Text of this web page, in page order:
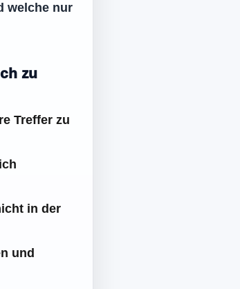
welche nur
zu
Treffer zu
in der
und